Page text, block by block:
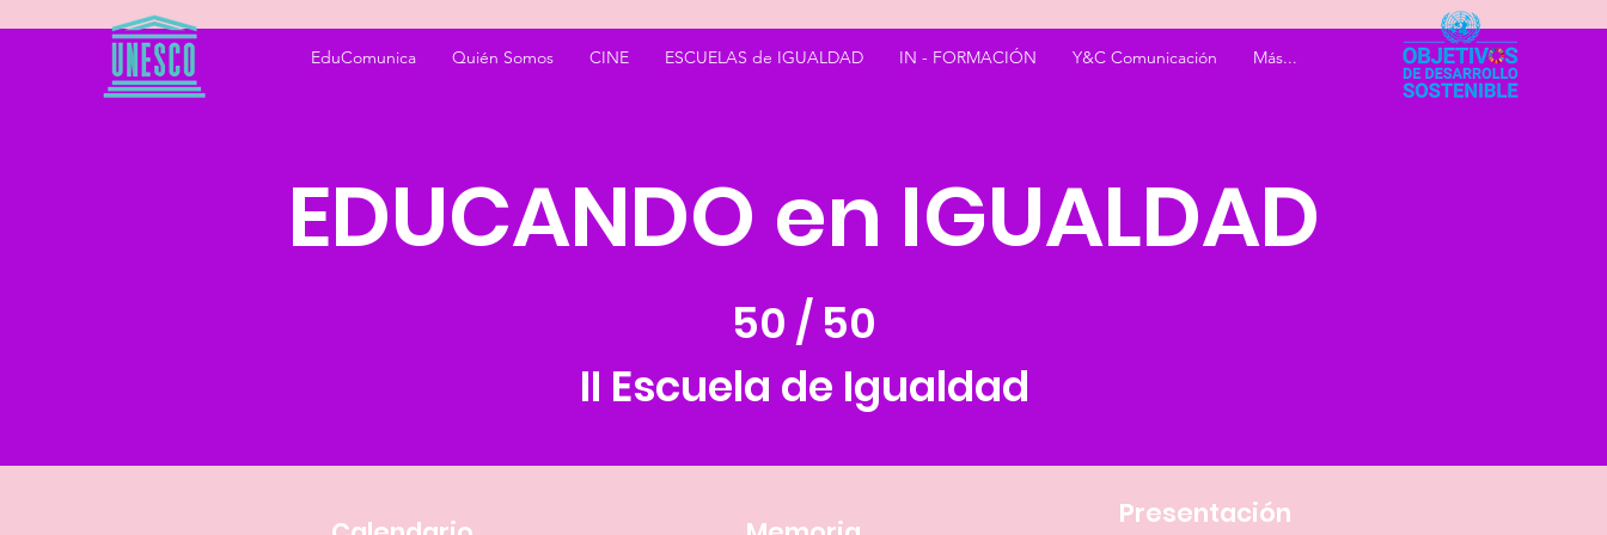
EduComunica Quién Somos CINE ESCUELAS de IGUALDAD IN - FORMACIÓN Y&C Comunicación Más...
EDUCANDO en IGUALDAD
50 / 50
II Escuela de Igualdad
Presentación